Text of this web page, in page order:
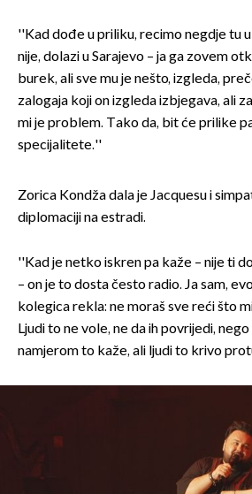
''Kad dođe u priliku, recimo negdje tu
nije, dolazi u Sarajevo – ja ga zovem
burek, ali sve mu je nešto, izgleda,
zalogaja koji on izgleda izbjegava, ali
mi je problem. Tako da, bit će prilike
specijalitete.''
Zorica Kondža dala je Jacquesu i
diplomaciji na estradi.
''Kad je netko iskren pa kaže – nije ti
– on je to dosta često radio. Ja sam,
kolegica rekla: ne moraš sve reći što
Ljudi to ne vole, ne da ih povrijedi,
namjerom to kaže, ali ljudi to krivo